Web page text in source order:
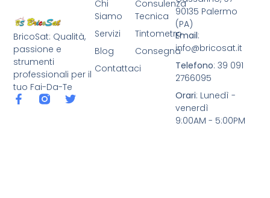
BricoSat: Qualità,
passione e
strumenti
professionali per il
tuo Fai-Da-Te
Consulenza
Tecnica
Tintometro
Consegna
Chi
Siamo
Servizi
Blog
Contattaci
90135 Palermo
(PA)
Email:
info@bricosat.it
Telefono: 39 091
2766095
Orari: Lunedì -
venerdì
9:00AM - 5:00PM